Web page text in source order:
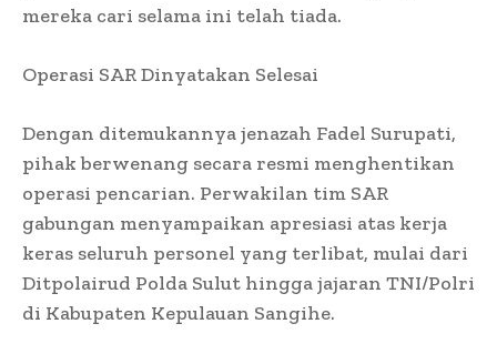
mereka cari selama ini telah tiada.
Operasi SAR Dinyatakan Selesai
Dengan ditemukannya jenazah Fadel Surupati,
pihak berwenang secara resmi menghentikan
operasi pencarian. Perwakilan tim SAR
gabungan menyampaikan apresiasi atas kerja
keras seluruh personel yang terlibat, mulai dari
Ditpolairud Polda Sulut hingga jajaran TNI/Polri
di Kabupaten Kepulauan Sangihe.